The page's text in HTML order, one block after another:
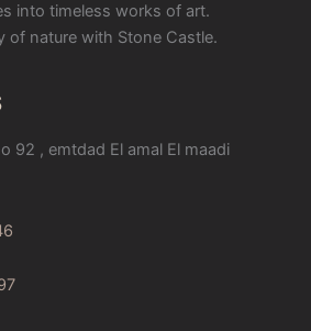
into timeless works of art.
of nature with Stone Castle.
92 , emtdad El amal El maadi